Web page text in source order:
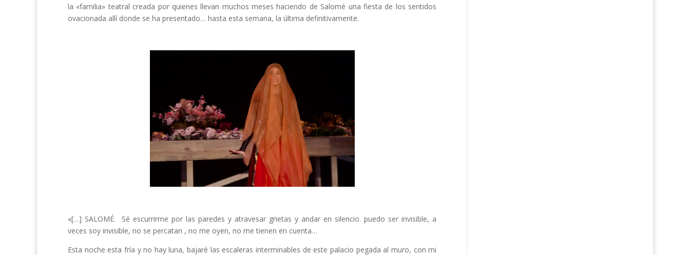
la «familia» teatral creada por quienes llevan muchos meses haciendo de Salomé una fiesta de los sentidos
ovacionada allí donde se ha presentado… hasta esta semana, la última definitivamente.
«[…] SALOMÉ. Sé escurrirme por las paredes y atravesar grietas y andar en silencio. puedo ser invisible, a
veces soy invisible, no se percatan , no me oyen, no me tienen en cuenta…
Esta noche esta fría y no hay luna, bajaré las escaleras interminables de este palacio pegada al muro, con mi